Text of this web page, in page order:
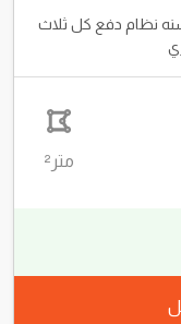
اقساط على سنه نظام دفع كل ثلاث
متر²